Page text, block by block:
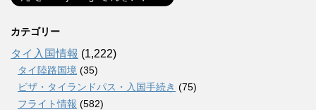
カテゴリー
タイ入国情報 (1,222)
タイ陸路国境 (35)
ビザ・タイランドパス・入国手続き (75)
フライト情報 (582)